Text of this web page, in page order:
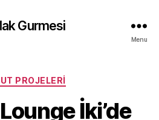
Gurmesi
Menu
Categories
PROJELERI
İki’de